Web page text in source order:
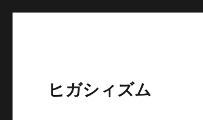
ヒガシィズム